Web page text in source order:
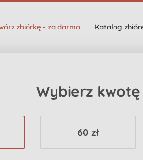
zbiórkę - za darmo Katalog
Wybierz kwotę
60 zł